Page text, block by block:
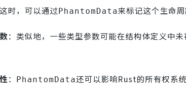
时，可以通过 PhantomData来标记这个生命周
：类似地，一些类型参数可能在结构体定义中
： PhantomData还可以影响Rust的所有权系